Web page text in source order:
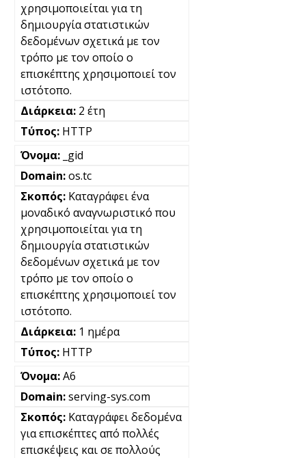
χρησιμοποιείται για τη
δημιουργία στατιστικών
δεδομένων σχετικά με τον
τρόπο με τον οποίο ο
επισκέπτης χρησιμοποιεί τον
ιστότοπο.
2 έτη
HTTP
_gid
os.tc
Καταγράφει ένα
μοναδικό αναγνωριστικό που
χρησιμοποιείται για τη
δημιουργία στατιστικών
δεδομένων σχετικά με τον
τρόπο με τον οποίο ο
επισκέπτης χρησιμοποιεί τον
ιστότοπο.
1 ημέρα
HTTP
A6
serving-sys.com
Καταγράφει δεδομένα
για επισκέπτες από πολλές
επισκέψεις και σε πολλούς